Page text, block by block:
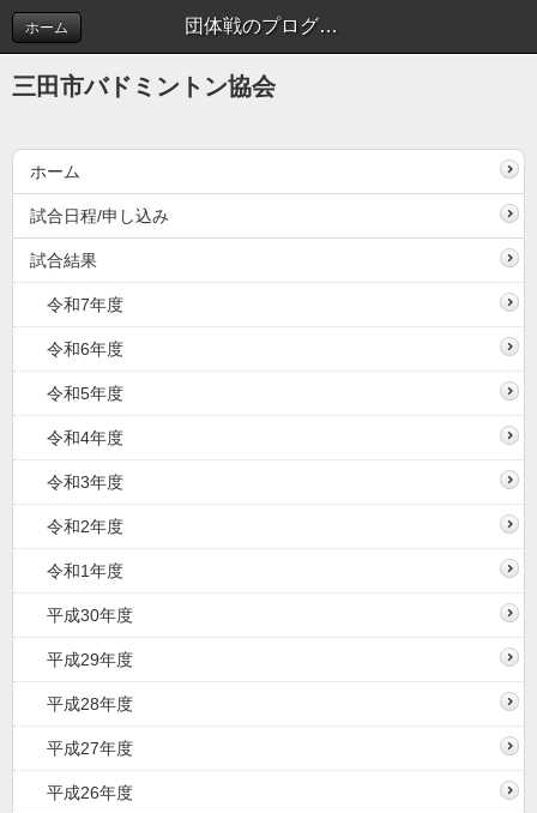
団体戦のプログラムをアップしました。 | 新着情報
ホーム
三田市バドミントン協会
ホーム
試合日程/申し込み
試合結果
令和7年度
令和6年度
令和5年度
令和4年度
令和3年度
令和2年度
令和1年度
平成30年度
平成29年度
平成28年度
平成27年度
平成26年度